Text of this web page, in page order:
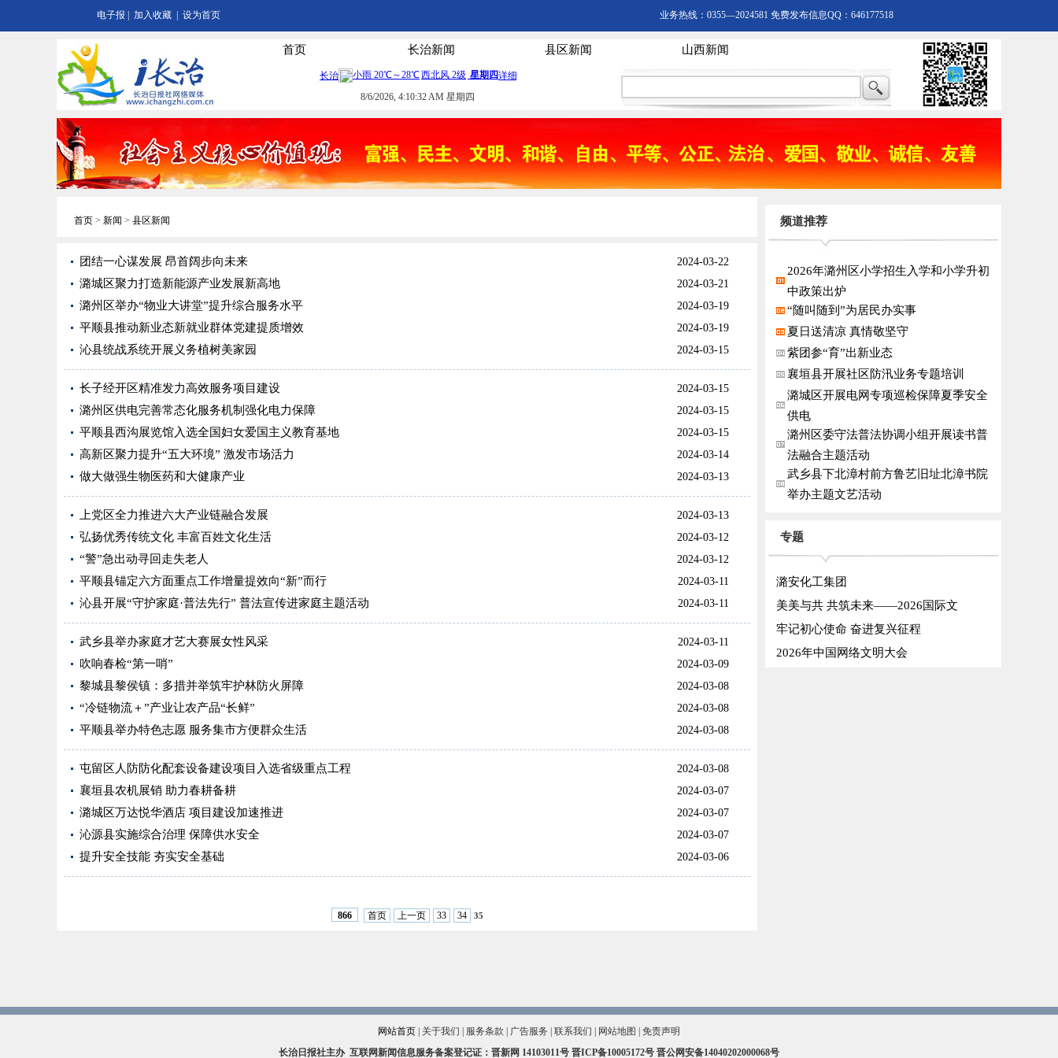
电子报 加入收藏 设为首页 业务热线：0355—2024581 免费发布信息QQ：646177518
首页 长治新闻 县区新闻 山西新闻
8/6/2026, 4:10:33 AM 星期四
首页 > 新闻 > 县区新闻
团结一心谋发展 昂首阔步向未来 2024-03-22
潞城区聚力打造新能源产业发展新高地 2024-03-21
潞州区举办“物业大讲堂”提升综合服务水平 2024-03-19
平顺县推动新业态新就业群体党建提质增效 2024-03-19
沁县统战系统开展义务植树美家园 2024-03-15
长子经开区精准发力高效服务项目建设 2024-03-15
潞州区供电完善常态化服务机制强化电力保障 2024-03-15
平顺县西沟展览馆入选全国妇女爱国主义教育基地 2024-03-15
高新区聚力提升“五大环境” 激发市场活力 2024-03-14
做大做强生物医药和大健康产业 2024-03-13
上党区全力推进六大产业链融合发展 2024-03-13
弘扬优秀传统文化 丰富百姓文化生活 2024-03-12
“警”急出动寻回走失老人 2024-03-12
平顺县锚定六方面重点工作增量提效向“新”而行 2024-03-11
沁县开展“守护家庭·普法先行” 普法宣传进家庭主题活动 2024-03-11
武乡县举办家庭才艺大赛展女性风采 2024-03-11
吹响春检“第一哨” 2024-03-09
黎城县黎侯镇：多措并举筑牢护林防火屏障 2024-03-08
“冷链物流＋”产业让农产品“长鲜” 2024-03-08
平顺县举办特色志愿 服务集市方便群众生活 2024-03-08
屯留区人防防化配套设备建设项目入选省级重点工程 2024-03-08
襄垣县农机展销 助力春耕备耕 2024-03-07
潞城区万达悦华酒店 项目建设加速推进 2024-03-07
沁源县实施综合治理 保障供水安全 2024-03-07
提升安全技能 夯实安全基础 2024-03-06
866 首页 上一页 33 34 35
频道推荐
2026年潞州区小学招生入学和小学升初
中政策出炉
“随叫随到”为居民办实事
夏日送清凉 真情敬坚守
紫团参“育”出新业态
襄垣县开展社区防汛业务专题培训
潞城区开展电网专项巡检保障夏季安全
供电
潞州区委守法普法协调小组开展读书普
法融合主题活动
武乡县下北漳村前方鲁艺旧址北漳书院
举办主题文艺活动
专题
潞安化工集团
美美与共 共筑未来——2026国际文
牢记初心使命 奋进复兴征程
2026年中国网络文明大会
网站首页 关于我们 服务条款 广告服务 联系我们 网站地图
免责声明
长治日报社主办 互联网新闻信息服务备案登记证：晋新网 14103011号 晋ICP备10005172号 晋公网安备14040202000068号